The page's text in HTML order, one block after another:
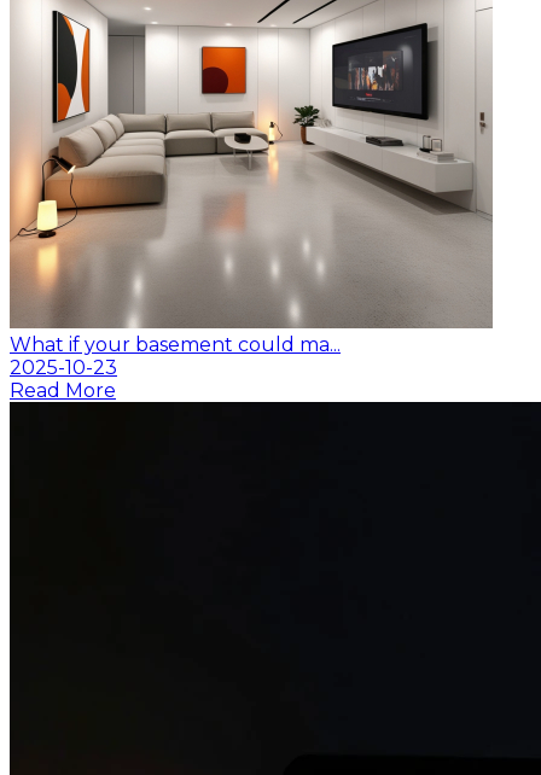
What if your basement could ma...
2025-10-23
Read More